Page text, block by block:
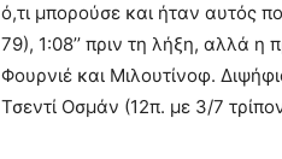
ό,τι μπορούσε και ήταν αυτός
79), 1:08’’ πριν τη λήξη, αλλά η
Φουρνιέ και Μιλουτίνοφ.
Τσεντί Οσμάν (12π. με 3/7